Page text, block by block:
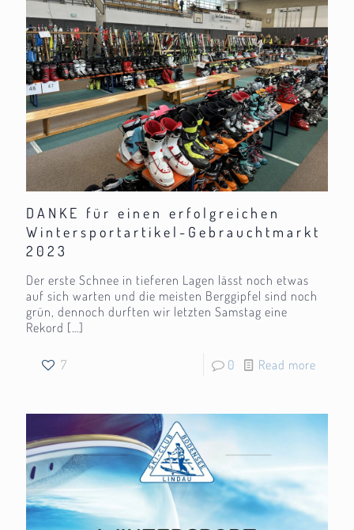
DANKE für einen erfolgreichen
Wintersportartikel-Gebrauchtmarkt
2023
Der erste Schnee in tieferen Lagen lässt noch etwas
auf sich warten und die meisten Berggipfel sind noch
grün, dennoch durften wir letzten Samstag eine
Rekord […]
7 0 Read more